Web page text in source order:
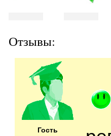
Отзывы:
Гость